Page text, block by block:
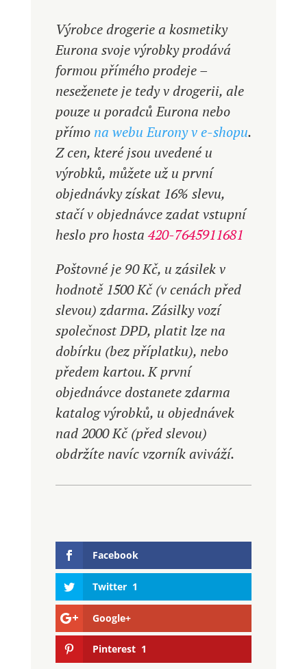
Výrobce drogerie a kosmetiky
Eurona svoje výrobky prodává
formou přímého prodeje –
neseženete je tedy v drogerii, ale
pouze u poradců Eurona nebo
přímo na webu Eurony v e-shopu.
Z cen, které jsou uvedené u
výrobků, můžete už u první
objednávky získat 16% slevu,
stačí v objednávce zadat vstupní
heslo pro hosta420-7645911681
Poštovné je 90 Kč, u zásilek v
hodnotě 1500 Kč (v cenách před
slevou) zdarma. Zásilky vozí
společnost DPD, platit lze na
dobírku (bez příplatku), nebo
předem kartou. K první
objednávce dostanete zdarma
katalog výrobků, u objednávek
nad 2000 Kč (před slevou)
obdržíte navíc vzorník aviváží.
Facebook
Twitter 1
Google+
Pinterest 1